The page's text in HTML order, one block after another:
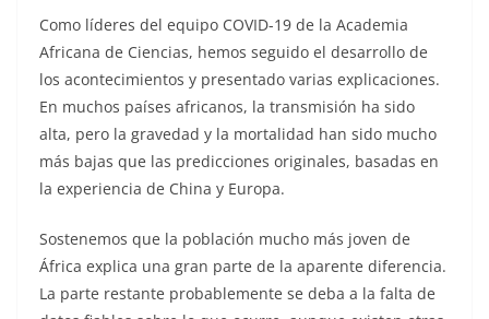
Como líderes del equipo COVID-19 de la Academia
Africana de Ciencias, hemos seguido el desarrollo de
los acontecimientos y presentado varias explicaciones.
En muchos países africanos, la transmisión ha sido
alta, pero la gravedad y la mortalidad han sido mucho
más bajas que las predicciones originales, basadas en
la experiencia de China y Europa.
Sostenemos que la población mucho más joven de
África explica una gran parte de la aparente diferencia.
La parte restante probablemente se deba a la falta de